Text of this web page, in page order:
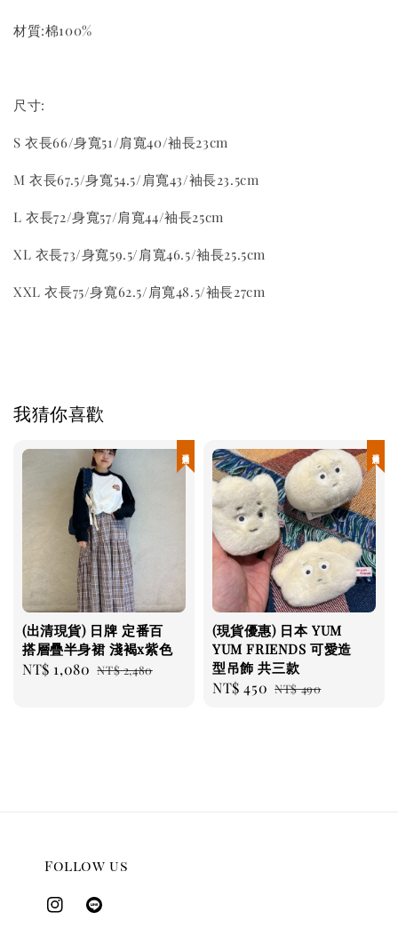
材質:棉100%
尺寸:
S 衣長66/身寬51/肩寬40/袖長23cm
M 衣長67.5/身寬54.5/肩寬43/袖長23.5cm
L 衣長72/身寬57/肩寬44/袖長25cm
XL 衣長73/身寬59.5/肩寬46.5/袖長25.5cm
XXL 衣長75/身寬62.5/肩寬48.5/袖長27cm
我猜你喜歡
(出清現貨) 日牌 定番百
搭層疊半身裙 淺褐x紫色
Sale
NT$ 1,080 Regular
NT$ 2,480
(現貨優惠) 日本 YUM
YUM FRIENDS 可愛造
型吊飾 共三款
Sale
NT$ 450 Regular
NT$ 490
Follow us